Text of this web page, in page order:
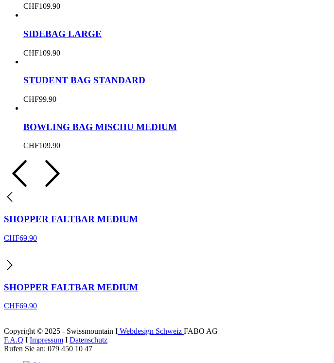
CHF109.90
SIDEBAG LARGE
CHF109.90
STUDENT BAG STANDARD
CHF99.90
BOWLING BAG MISCHU MEDIUM
CHF109.90
SHOPPER FALTBAR MEDIUM
CHF69.90
SHOPPER FALTBAR MEDIUM
CHF69.90
Copyright © 2025 - Swissmountain I Webdesign Schweiz FABO AG
F.A.Q I Impressum I Datenschutz
Rufen Sie an: 079 450 10 47